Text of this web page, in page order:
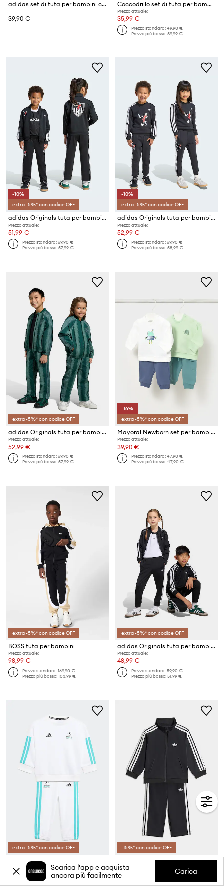
adidas set di tuta per bambini con cotone ESSENTIALS
39,90 €
Coccodrillo set di tuta per bambini in cotone
Prezzo attuale:
35,99 €
Prezzo standard:49,90 €
Prezzo più basso:39,99 €
-10%
extra -5%* con codice OFF
adidas Originals tuta per bambini
Prezzo attuale:
51,99 €
Prezzo standard:69,90 €
Prezzo più basso:57,99 €
-10%
extra -5%* con codice OFF
adidas Originals tuta per bambini con cotone
Prezzo attuale:
52,99 €
Prezzo standard:69,90 €
Prezzo più basso:58,99 €
extra -5%* con codice OFF
adidas Originals tuta per bambini
Prezzo attuale:
52,99 €
Prezzo standard:69,90 €
Prezzo più basso:57,99 €
-16%
extra -5%* con codice OFF
Mayoral Newborn set per bambini pacco da 2
Prezzo attuale:
39,90 €
Prezzo standard:47,90 €
Prezzo più basso:47,90 €
extra -5%* con codice OFF
BOSS tuta per bambini
Prezzo attuale:
98,99 €
Prezzo standard:169,90 €
Prezzo più basso:103,99 €
extra -5%* con codice OFF
adidas Originals tuta per bambini
Prezzo attuale:
48,99 €
Prezzo standard:59,90 €
Prezzo più basso:51,99 €
extra -5%* con codice OFF
Prezzo attuale:
41,99 €
-15%* con codice OFF
adidas Originals set tuta per neonati
59,90 €
Scarica l'app e acquista
ancora più facilmente
Carica